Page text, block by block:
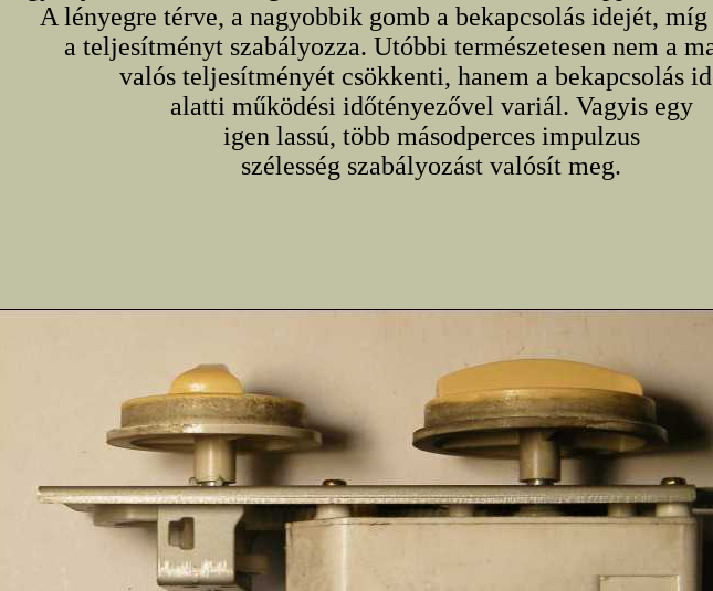
A lényegre térve, a nagyobbik gomb a bekapcsolás idejét,
a teljesítményt szabályozza. Utóbbi természetesen nem a
valós teljesítményét csökkenti, hanem a bekapcsolás
alatti működési időtényezővel variál. Vagyis egy
igen lassú, több másodperces impulzus
szélesség szabályozást valósít meg.